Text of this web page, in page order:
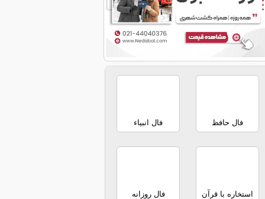
فال حافظ فال انبیاء
استخاره با قرآن فال روزانه